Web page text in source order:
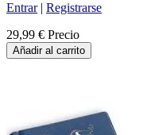
Entrar| Registrarse
29,99 € Precio
Añadir al carrito